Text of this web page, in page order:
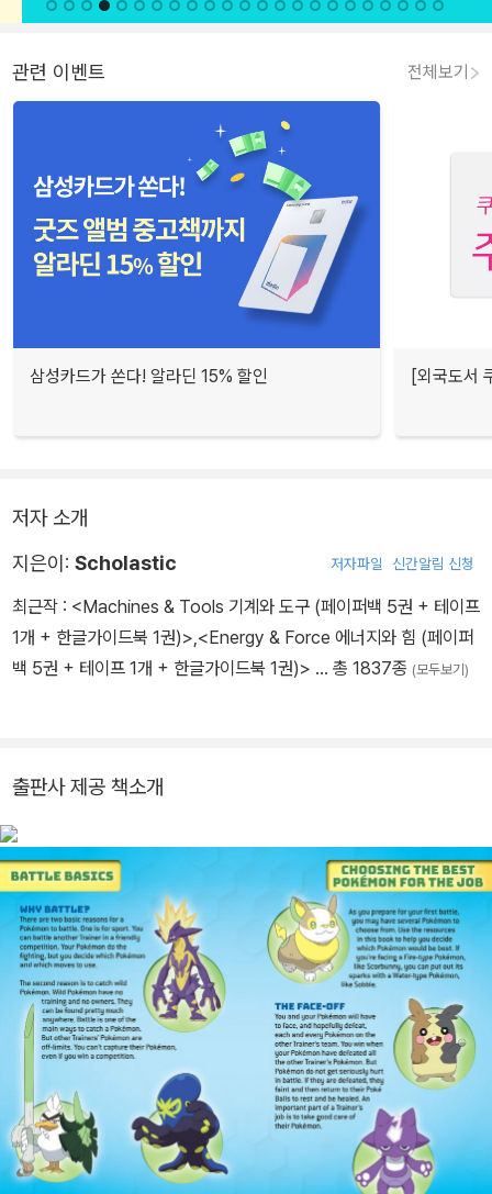
관련 이벤트 전체보기
삼성카드가 쏜다! 알라딘 15% 할인 [외국도서
저자 소개
지은이: Scholastic 저자파일 신간알림 신청
최근작 : <Machines & Tools 기계와 도구 (페이퍼백 5권 + 테이프
1개 + 한글가이드북 1권)>,<Energy & Force 에너지와 힘 (페이퍼
백 5권 + 테이프 1개 + 한글가이드북 1권)> … 총 1837종 (모두보기)
출판사 제공 책소개